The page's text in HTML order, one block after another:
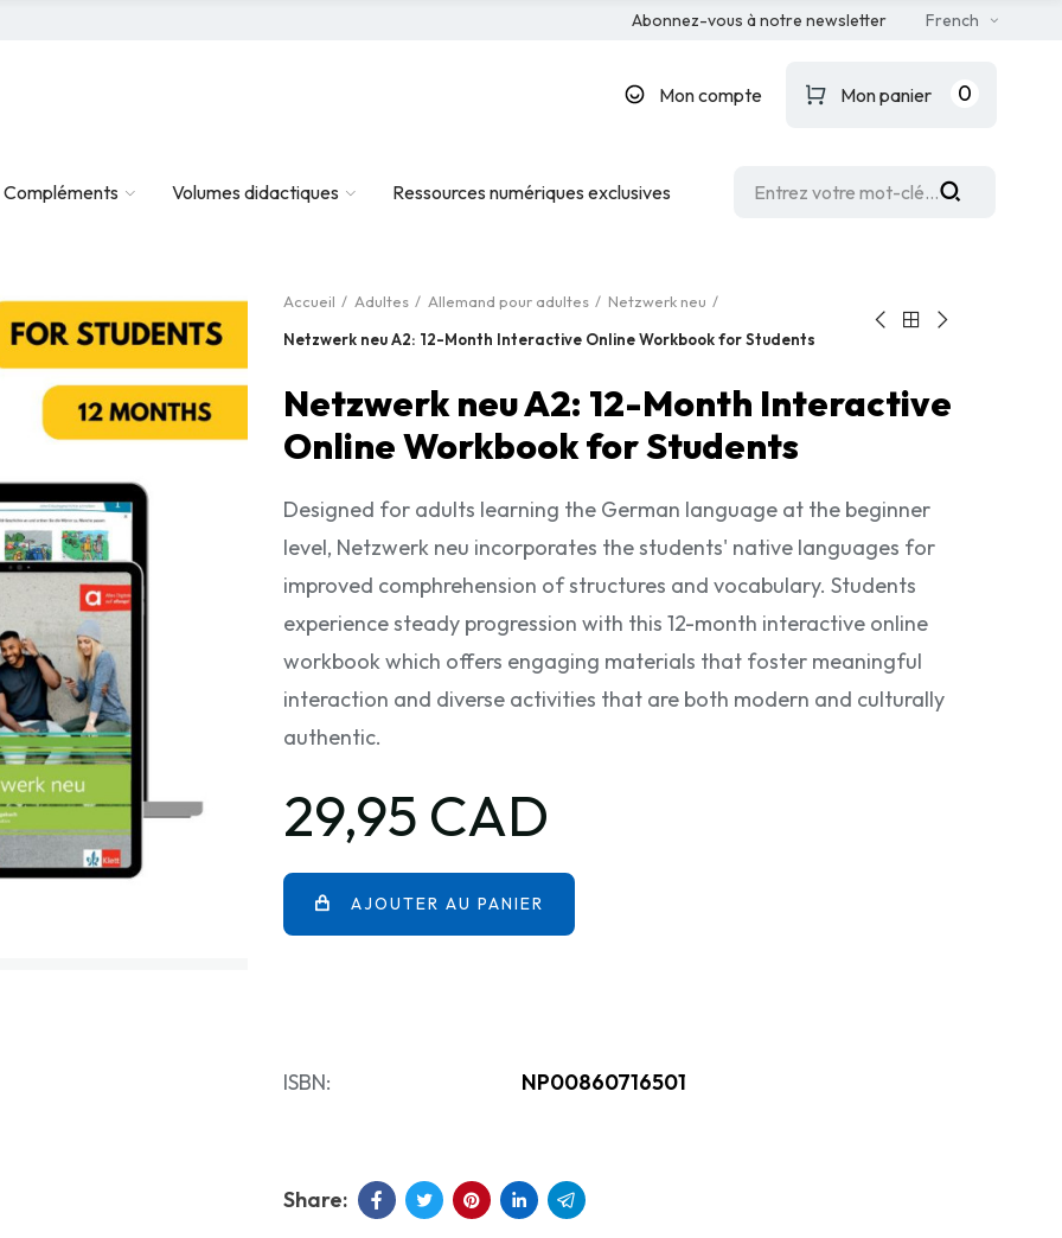
Abonnez-vous à notre newsletter French
Mon compte Mon panier 0
Compléments Volumes didactiques Ressources numériques exclusives
Accueil Adultes Allemand pour adultes
Netzwerk neu
Netzwerk neu A2: 12-Month Interactive Online Workbook for Students
Netzwerk neu A2: 12-Month Interactive
Online Workbook for Students
Designed for adults learning the German language at the beginner
level, Netzwerk neu incorporates the students' native languages for
improved comphrehension of structures and vocabulary. Students
experience steady progression with this 12-month interactive online
workbook which offers engaging materials that foster meaningful
interaction and diverse activities that are both modern and culturally
authentic.
29,95 CAD
AJOUTER AU PANIER
ISBN: NP00860716501